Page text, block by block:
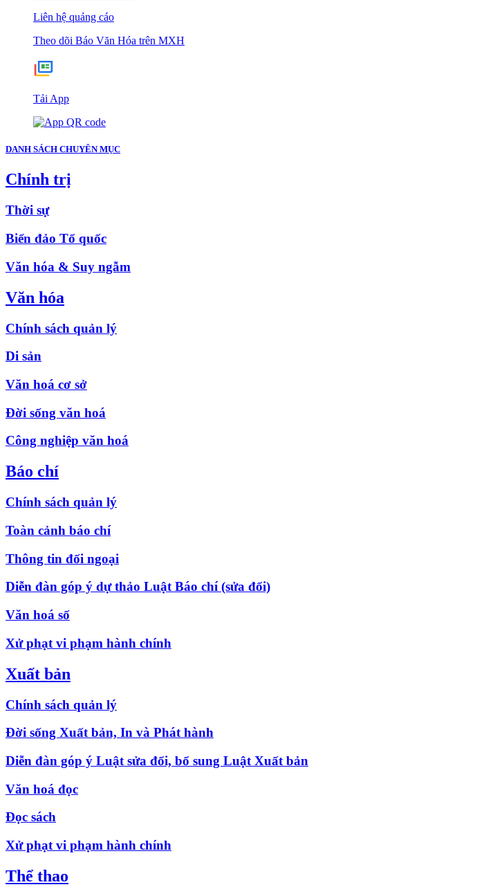
Liên hệ quảng cáo
Theo dõi Báo Văn Hóa trên MXH
Tải App
DANH SÁCH CHUYÊN MỤC
Chính trị
Thời sự
Biển đảo Tổ quốc
Văn hóa & Suy ngẫm
Văn hóa
Chính sách quản lý
Di sản
Văn hoá cơ sở
Đời sống văn hoá
Công nghiệp văn hoá
Báo chí
Chính sách quản lý
Toàn cảnh báo chí
Thông tin đối ngoại
Diễn đàn góp ý dự thảo Luật Báo chí (sửa đổi)
Văn hoá số
Xử phạt vi phạm hành chính
Xuất bản
Chính sách quản lý
Đời sống Xuất bản, In và Phát hành
Diễn đàn góp ý Luật sửa đổi, bổ sung Luật Xuất bản
Văn hoá đọc
Đọc sách
Xử phạt vi phạm hành chính
Thể thao